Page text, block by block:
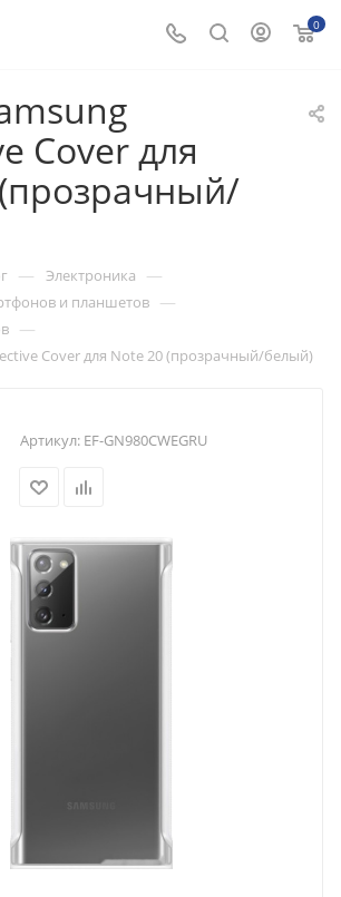
0
Cover для
— Электроника —
и планшетов —
—
Cover для Note 20 (прозрачный/белый)
Артикул: EF-GN980CWEGRU